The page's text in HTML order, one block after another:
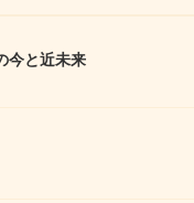
今と近未来